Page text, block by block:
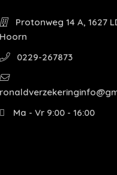
Protonweg 14 A, 1627
Hoorn
0229-267873
Ma - Vr 9:00 - 16:00